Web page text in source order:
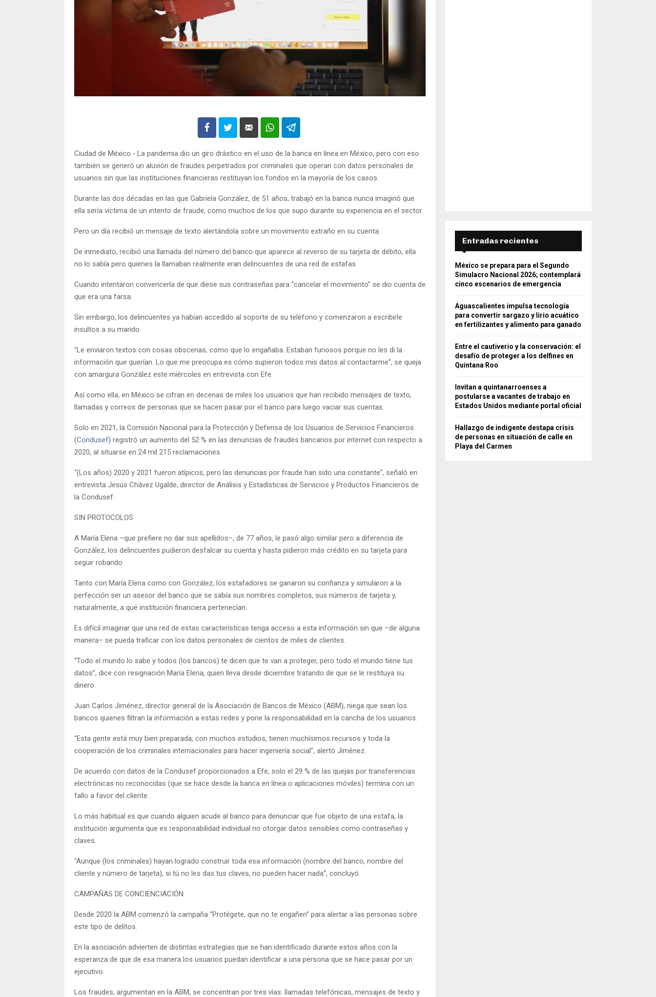
Ciudad de México.- La pandemia dio un giro drástico en el uso de la banca en línea en México, pero con eso
también se generó un aluvión de fraudes perpetrados por criminales que operan con datos personales de
usuarios sin que las instituciones financieras restituyan los fondos en la mayoría de los casos.
Durante las dos décadas en las que Gabriela González, de 51 años, trabajó en la banca nunca imaginó que
ella sería víctima de un intento de fraude, como muchos de los que supo durante su experiencia en el sector.
Pero un día recibió un mensaje de texto alertándola sobre un movimiento extraño en su cuenta.
De inmediato, recibió una llamada del número del banco que aparece al reverso de su tarjeta de débito, ella
no lo sabía pero quienes la llamaban realmente eran delincuentes de una red de estafas.
Cuando intentaron convencerla de que diese sus contraseñas para “cancelar el movimiento” se dio cuenta de
que era una farsa.
Sin embargo, los delincuentes ya habían accedido al soporte de su teléfono y comenzaron a escribirle
insultos a su marido.
“Le enviaron textos con cosas obscenas, como que lo engañaba. Estaban furiosos porque no les di la
información que querían. Lo que me preocupa es cómo supieron todos mis datos al contactarme”, se queja
con amargura González este miércoles en entrevista con Efe.
Así como ella, en México se cifran en decenas de miles los usuarios que han recibido mensajes de texto,
llamadas y correos de personas que se hacen pasar por el banco para luego vaciar sus cuentas.
Solo en 2021, la Comisión Nacional para la Protección y Defensa de los Usuarios de Servicios Financieros
(Condusef) registró un aumento del 52 % en las denuncias de fraudes bancarios por internet con respecto a
2020, al situarse en 24 mil 215 reclamaciones.
“(Los años) 2020 y 2021 fueron atípicos, pero las denuncias por fraude han sido una constante”, señaló en
entrevista Jesús Chávez Ugalde, director de Análisis y Estadísticas de Servicios y Productos Financieros de
la Condusef.
SIN PROTOCOLOS
A María Elena –que prefiere no dar sus apellidos–, de 77 años, le pasó algo similar pero a diferencia de
González, los delincuentes pudieron desfalcar su cuenta y hasta pidieron más crédito en su tarjeta para
seguir robando.
Tanto con María Elena como con González, los estafadores se ganaron su confianza y simularon a la
perfección ser un asesor del banco que se sabía sus nombres completos, sus números de tarjeta y,
naturalmente, a qué institución financiera pertenecían.
Es difícil imaginar que una red de estas características tenga acceso a esta información sin que –de alguna
manera– se pueda traficar con los datos personales de cientos de miles de clientes.
“Todo el mundo lo sabe y todos (los bancos) te dicen que te van a proteger, pero todo el mundo tiene tus
datos”, dice con resignación María Elena, quien lleva desde diciembre tratando de que se le restituya su
dinero.
Juan Carlos Jiménez, director general de la Asociación de Bancos de México (ABM), niega que sean los
bancos quienes filtran la información a estas redes y pone la responsabilidad en la cancha de los usuarios.
“Esta gente está muy bien preparada, con muchos estudios, tienen muchísimos recursos y toda la
cooperación de los criminales internacionales para hacer ingeniería social”, alertó Jiménez.
De acuerdo con datos de la Condusef proporcionados a Efe, solo el 29 % de las quejas por transferencias
electrónicas no reconocidas (que se hace desde la banca en línea o aplicaciones móviles) termina con un
fallo a favor del cliente.
Lo más habitual es que cuando alguien acude al banco para denunciar que fue objeto de una estafa, la
institución argumenta que es responsabilidad individual no otorgar datos sensibles como contraseñas y
claves.
“Aunque (los criminales) hayan logrado construir toda esa información (nombre del banco, nombre del
cliente y número de tarjeta), si tú no les das tus claves, no pueden hacer nada”, concluyó.
CAMPAÑAS DE CONCIENCIACIÓN
Desde 2020 la ABM comenzó la campaña “Protégete, que no te engañen” para alertar a las personas sobre
este tipo de delitos.
En la asociación advierten de distintas estrategias que se han identificado durante estos años con la
esperanza de que de esa manera los usuarios puedan identificar a una persona que se hace pasar por un
ejecutivo.
Los fraudes, argumentan en la ABM, se concentran por tres vías: llamadas telefónicas, mensajes de texto y
Entradas recientes
México se prepara para el Segundo
Simulacro Nacional 2026; contemplará
cinco escenarios de emergencia
Aguascalientes impulsa tecnología
para convertir sargazo y lirio acuático
en fertilizantes y alimento para ganado
Entre el cautiverio y la conservación: el
desafío de proteger a los delfines en
Quintana Roo
Invitan a quintanarroenses a
postularse a vacantes de trabajo en
Estados Unidos mediante portal oficial
Hallazgo de indigente destapa crisis
de personas en situación de calle en
Playa del Carmen